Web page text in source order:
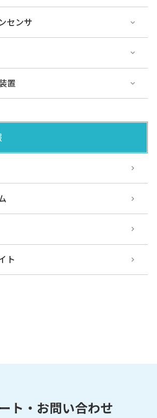
センサ
置
ト
ト・お問い合わせ